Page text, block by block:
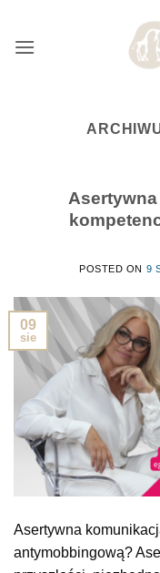
treści
POSTED ON 9
09
sie
Asertywna
antymobbingową?